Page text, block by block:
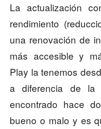
La actualización
rendimiento
una renovación de
más accesible y
Play la tenemos
a diferencia de
encontrado hace
bueno o malo y es